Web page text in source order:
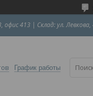
офис 413 | Склад: ул. Левкова,
График работы